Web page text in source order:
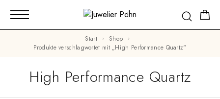
Start
Shop
Produkte verschlagwortet mit „High Performance Quartz“
High Performance Quartz